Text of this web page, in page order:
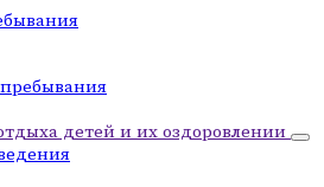
детей и их оздоровлении